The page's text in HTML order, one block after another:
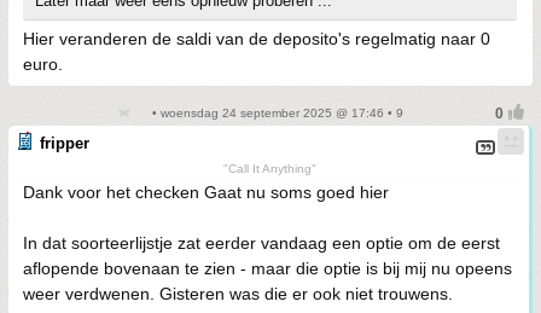
Hier veranderen de saldi van de deposito's regelmatig naar 0
euro.
• woensdag 24 september 2025 @ 17:46 • 9
fripper
"Call It Anything"
Dank voor het checken Gaat nu soms goed hier
In dat soorteerlijstje zat eerder vandaag een optie om de eerst
aflopende bovenaan te zien - maar die optie is bij mij nu opeens
weer verdwenen. Gisteren was die er ook niet trouwens.